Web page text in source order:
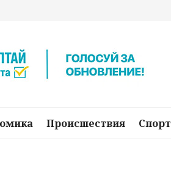
Происшествия Спорт